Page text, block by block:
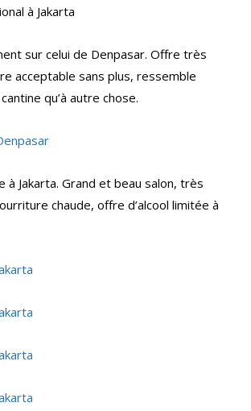
à Jakarta
sur celui de Denpasar. Offre très
acceptable sans plus, ressemble
qu’à autre chose.
à Jakarta. Grand et beau salon, très
chaude, offre d’alcool limitée à